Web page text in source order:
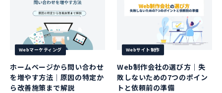
Webマーケティング
ホームページから問い合わせ
を増やす方法｜原因の特定か
ら改善施策まで解説
Webサイト制作
Web制作会社の選び方｜失
敗しないための7つのポイン
トと依頼前の準備